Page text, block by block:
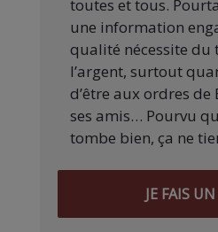
toutes et tous.
une information
qualité nécessite du
l’argent, surtout
d’être aux ordres de
ses amis… Pourvu
tombe bien, ça ne
JE FAIS